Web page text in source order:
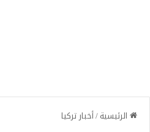
الرئيسية/أخبار تركيا